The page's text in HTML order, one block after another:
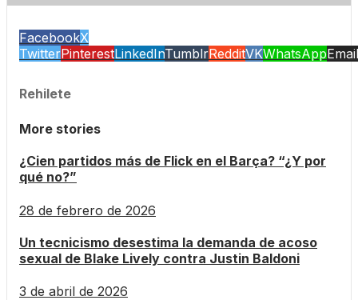
FacebookX
TwitterPinterestLinkedInTumblrRedditVKWhatsAppEmail
Rehilete
More stories
¿Cien partidos más de Flick en el Barça? “¿Y por
qué no?”
28 de febrero de 2026
Un tecnicismo desestima la demanda de acoso
sexual de Blake Lively contra Justin Baldoni
3 de abril de 2026